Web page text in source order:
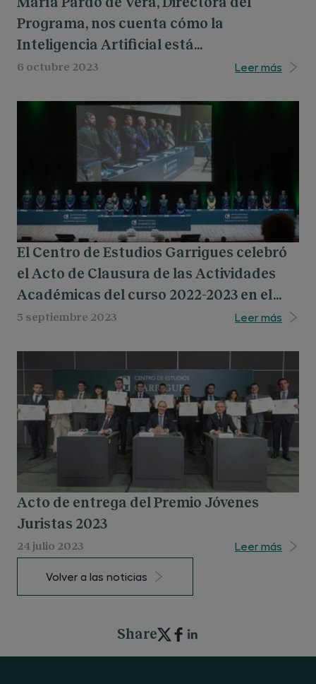
Programa, nos cuenta cómo la
Inteligencia Artificial está
transformando todos los sectores de
sector legal.
6 octubre 2023 Leer más
El Centro de Estudios Garrigues celebró
el Acto de Clausura de las Actividades
Académicas del curso 2022-2023 en el
Palacio Municipal de Congresos de
5 septiembre 2023 Leer más
Acto de entrega del Premio Jóvenes
Juristas 2023
24 julio 2023 Leer más
Volver a las noticias
Share